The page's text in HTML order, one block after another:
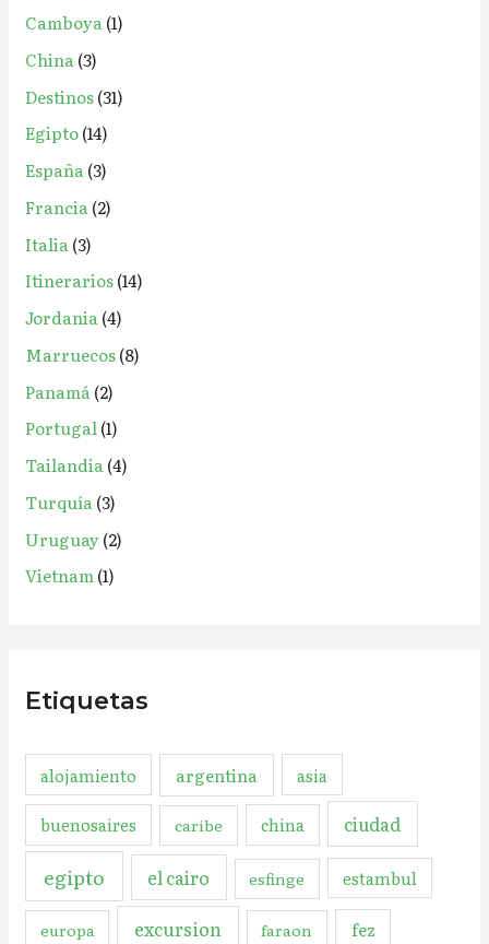
:Camboya(1)
China(3)
Destinos(31)
Egipto(14)
España(3)
Francia(2)
Italia (3)
Itinerarios(14)
Jordania(4)
Marruecos(8)
Panamá (2)
Portugal(1)
Tailandia(4)
Turquía(3)
Uruguay(2)
Vietnam(1)
Etiquetas
alojamiento argentina asia
buenosaires caribe china ciudad
egipto el cairo esfinge estambul
europa excursion faraon fez